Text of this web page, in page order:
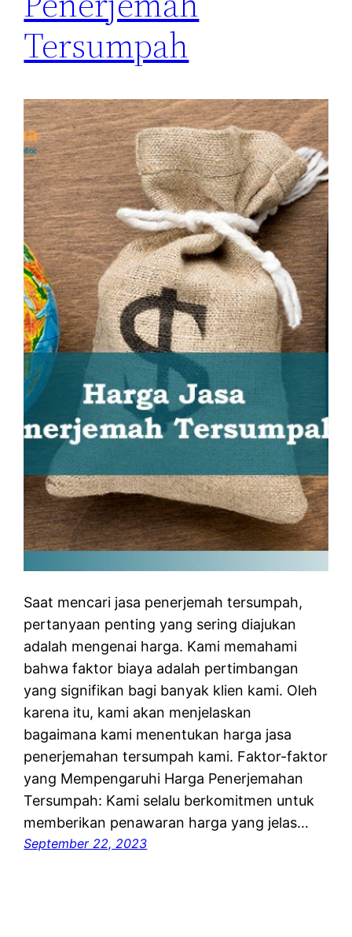
Tersumpah
Saat mencari jasa penerjemah tersumpah,
pertanyaan penting yang sering diajukan
adalah mengenai harga. Kami memahami
bahwa faktor biaya adalah pertimbangan
yang signifikan bagi banyak klien kami. Oleh
karena itu, kami akan menjelaskan
bagaimana kami menentukan harga jasa
penerjemahan tersumpah kami. Faktor-faktor
yang Mempengaruhi Harga Penerjemahan
Tersumpah: Kami selalu berkomitmen untuk
memberikan penawaran harga yang jelas…
September 22, 2023